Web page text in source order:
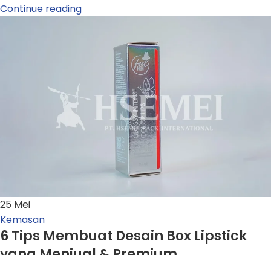
Continue reading
25 Mei
Kemasan
6 Tips Membuat Desain Box Lipstick